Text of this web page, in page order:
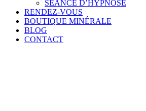
SÉANCE D’HYPNOSE
RENDEZ-VOUS
BOUTIQUE MINÉRALE
BLOG
CONTACT